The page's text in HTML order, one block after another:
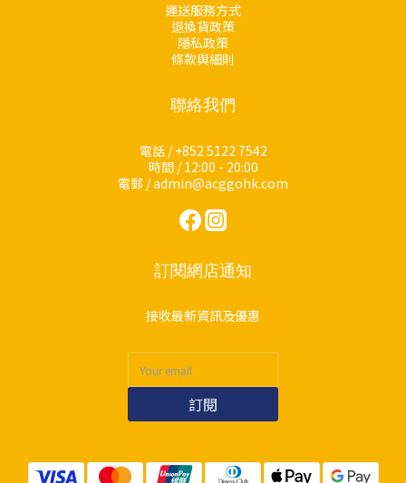
運送服務方式
退換貨政策
隱私政策
條款與細則
聯絡我們
電話 / +852 5122 7542
時間 / 12:00 - 20:00
電郵 / admin@acggohk.com
訂閱網店通知
接收最新資訊及優惠
訂閱